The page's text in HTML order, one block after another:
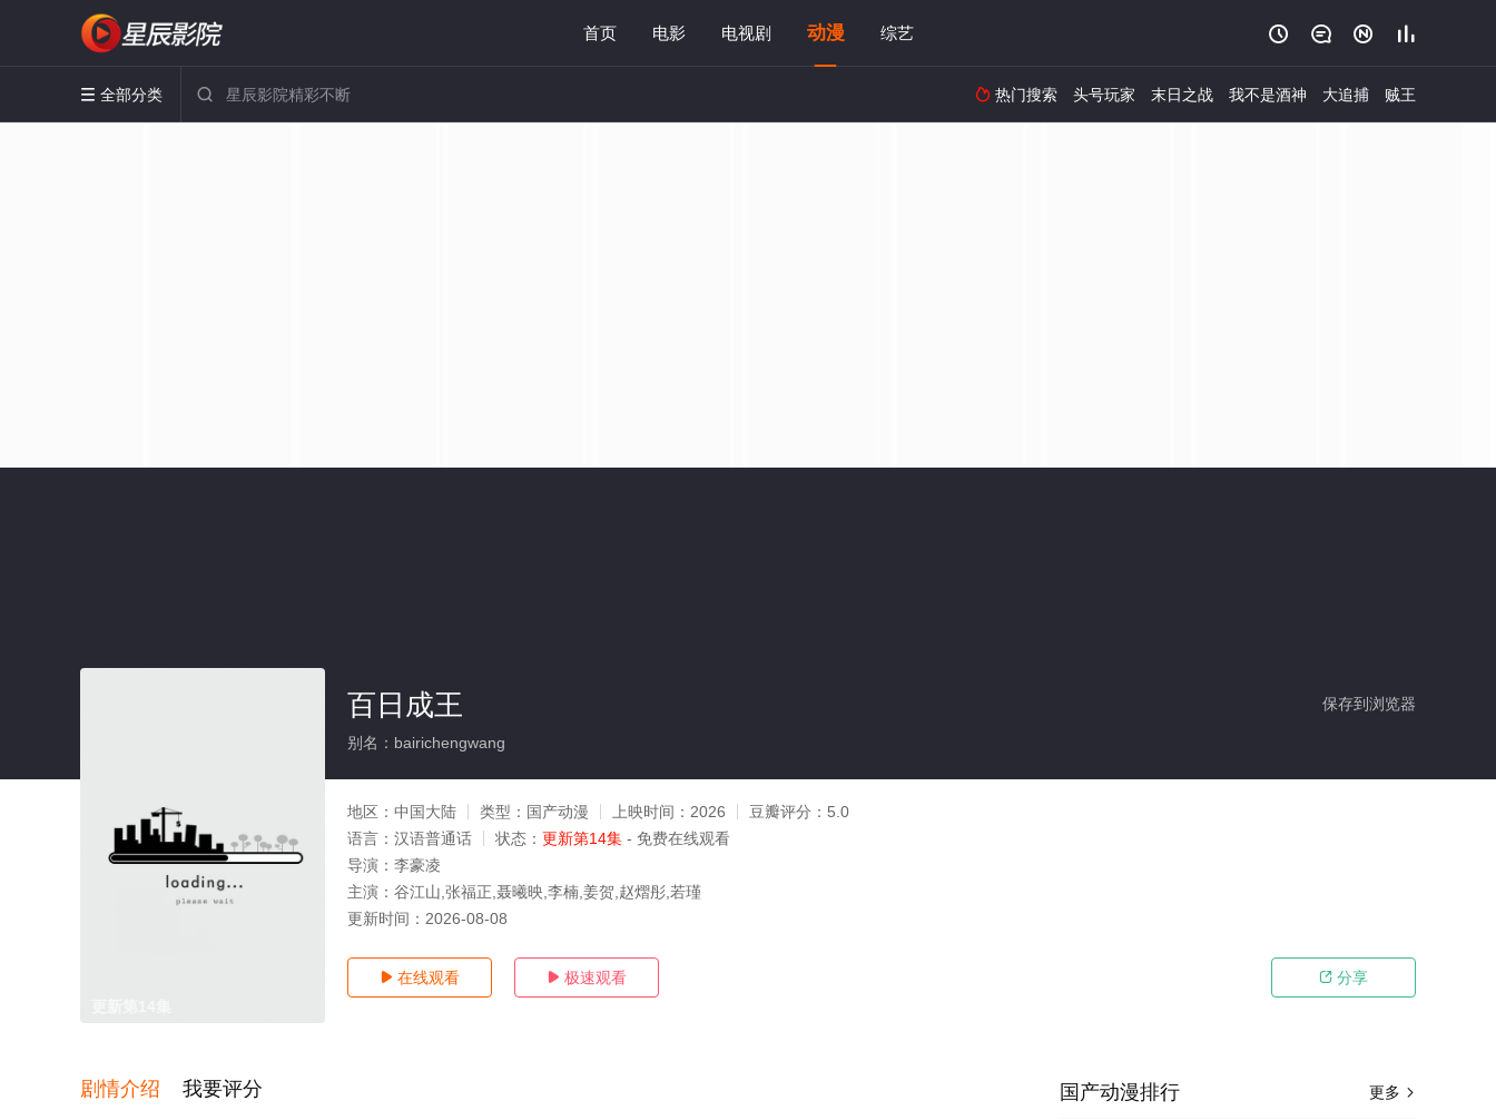
首页 电影 电视剧 动漫 综艺    
 全部分类   热门搜索 头号玩家 末日之战 我不是酒神 大追捕 贼王
保存到浏览器
百日成王
别名：bairichengwang
地区： 中国大陆 类型： 国产动漫 上映时间： 2026 豆瓣评分： 5.0
语言： 汉语普通话 状态： 更新第14集 - 免费在线观看
导演： 李豪凌
主演： 谷江山,张福正,聂曦映,李楠,姜贺,赵熠彤,若瑾
更新时间： 2026-08-08
 在线观看  极速观看  分享
剧情介绍 我要评分 更多 
国产动漫排行